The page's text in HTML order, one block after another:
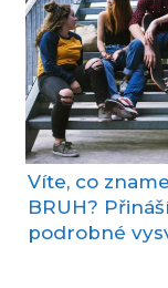
Víte, co
BRUH?
podrobné